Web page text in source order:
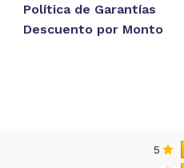
Política de Garantías
Descuento por Monto
5